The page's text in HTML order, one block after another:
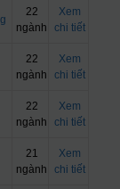
22
ngành
Xem
chi tiết
22
ngành
Xem
chi tiết
22
ngành
Xem
chi tiết
21
ngành
Xem
chi tiết